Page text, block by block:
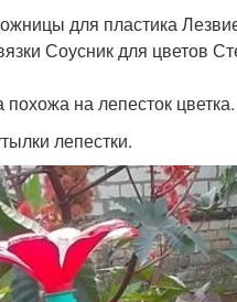
для пластика
Соусник для цветов
на лепесток цветка.
лепестки.